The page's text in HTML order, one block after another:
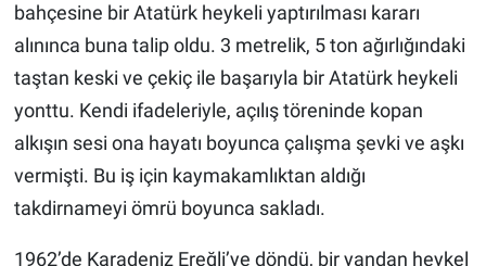
bahçesine bir Atatürk heykeli yaptırılması kararı
alınınca buna talip oldu. 3 metrelik, 5 ton ağırlığındaki
taştan keski ve çekiç ile başarıyla bir Atatürk heykeli
yonttu. Kendi ifadeleriyle, açılış töreninde kopan
alkışın sesi ona hayatı boyunca çalışma şevki ve aşkı
vermişti. Bu iş için kaymakamlıktan aldığı
takdirnameyi ömrü boyunca sakladı.
1962’de Karadeniz Ereğli’ye döndü, bir yandan heykel